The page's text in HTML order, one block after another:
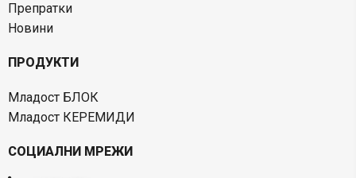
Препратки
Новини
ПРОДУКТИ
Младост БЛОК
Младост КЕРЕМИДИ
СОЦИАЛНИ МРЕЖИ